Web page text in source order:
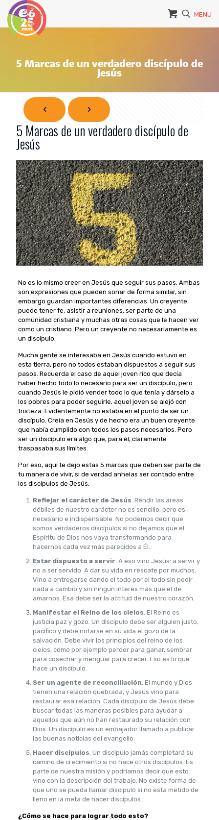
MENU
5 Marcas de un verdadero discípulo de
Jesús
5 Marcas de un verdadero discípulo de
Jesús
No es lo mismo creer en Jesús que seguir sus pasos. Ambas
son expresiones que pueden sonar de forma similar, sin
embargo guardan importantes diferencias. Un creyente
puede tener fe, asistir a reuniones, ser parte de una
comunidad cristiana y muchas otras cosas que le hacen ver
como un cristiano. Pero un creyente no necesariamente es
un discípulo.
Mucha gente se interesaba en Jesús cuando estuvo en
esta tierra, pero no todos estaban dispuestos a seguir sus
pasos. Recuerda el caso de aquel joven rico que decía
haber hecho todo lo necesario para ser un discípulo, pero
cuando Jesús le pidió vender todo lo que tenía y dárselo a
los pobres para poder seguirle, aquel joven se alejó con
tristeza. Evidentemente no estaba en el punto de ser un
discípulo. Creía en Jesús y de hecho era un buen creyente
que había cumplido con todos los pasos necesarios. Pero
ser un discípulo era algo que, para él, claramente
traspasaba sus límites.
Por eso, aquí te dejo estas 5 marcas que deben ser parte de
tu manera de vivir, si de verdad anhelas ser contado entre
los discípulos de Jesús.
Reflejar el carácter de Jesús . Rendir las áreas
débiles de nuestro carácter no es sencillo, pero es
necesario e indispensable. No podemos decir que
somos verdaderos discípulos si no dejamos que el
Espíritu de Dios nos vaya transformando para
hacernos cada vez más parecidos a Él.
Estar dispuesto a servir . A eso vino Jesús: a servir y
no a ser servido. A dar su vida en rescate por muchos.
Vino a entregarse dando el todo por el todo sin pedir
nada a cambio y sin ningún interés más que el de
amarnos. Esa debe ser la actitud de nuestro corazón.
Manifestar el Reino de los cielos . El Reino es
justicia paz y gozo. Un discípulo debe ser alguien justo,
pacífico y debe notarse en su vida el gozo de la
salvación. Debe vivir los principios del reino de los
cielos, como por ejemplo perder para ganar, sembrar
para cosechar y menguar para crecer. Eso es lo que
hace un discípulo.
Ser un agente de reconciliación . El mundo y Dios
tienen una relación quebrada, y Jesús vino para
restaurar esa relación. Cada discípulo de Jesús debe
buscar todas las maneras posibles para ayudar a
aquellos que aún no han restaurado su relación con
Dios. Un discípulo es un embajador llamado a publicar
las buenas noticias del evangelio.
Hacer discípulos . Un discípulo jamás completará su
camino de crecimiento si no hace otros discípulos. Es
parte de nuestra misión y podríamos decir que esto
vino con la descripción del trabajo. No existe forma de
que uno se pueda llamar discípulo si no está metido de
lleno en la meta de hacer discípulos.
¿Cómo se hace para lograr todo esto?